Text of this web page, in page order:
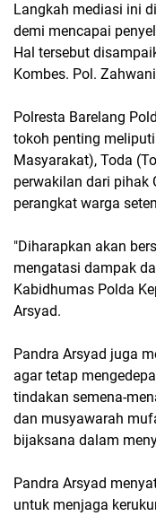
Langkah mediasi ini
demi mencapai
Hal tersebut
Kombes. Pol.
Polresta Barelang
tokoh penting
Masyarakat), Toda
perwakilan dari pihak
perangkat warga
"Diharapkan akan
mengatasi dampak
Kabidhumas Polda
Arsyad.
Pandra Arsyad juga
agar tetap
tindakan semena-
dan musyawarah
bijaksana dalam
Pandra Arsyad
untuk menjaga